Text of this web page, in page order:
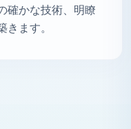
確かな技術、明瞭
ます。